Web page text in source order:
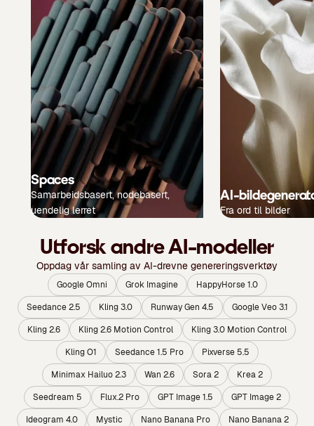
Spaces
Samarbeidsbasert, nodebasert,
uendelig lerret
AI-
Fra ord til bilder
Utforsk andre AI-modeller
Oppdag vår samling av AI-drevne genereringsverktøy
Google Omni Grok Imagine
HappyHorse 1.0
Seedance 2.5
Kling 3.0 Runway Gen 4.5
Google Veo 3.1
Kling 2.6
Kling 2.6 Motion Control
Kling 3.0 Motion Control
Kling O1
Seedance 1.5 Pro
Pixverse 5.5
Minimax Hailuo 2.3
Wan 2.6 Sora 2
Krea 2
Seedream 5
Flux.2 Pro GPT Image 1.5
GPT Image 2
Ideogram 4.0
Mystic Nano Banana Pro
Nano Banana 2